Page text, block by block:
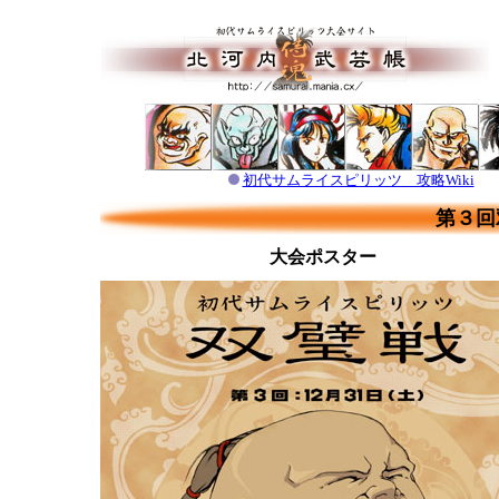
初代サムライスピリッツ 攻略Wiki
第３
大会ポスター